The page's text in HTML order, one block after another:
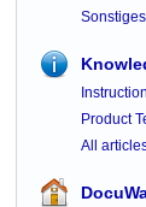
Product
All